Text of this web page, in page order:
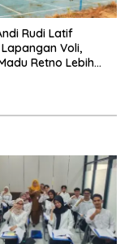
Rudi Latif
Voli,
Retno Lebih